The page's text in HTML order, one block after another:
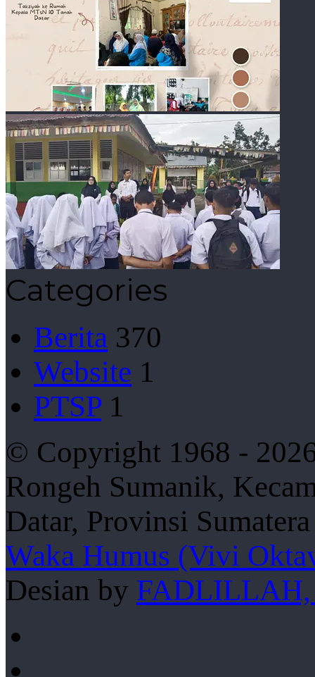
Categories
Berita 370
Website 1
PTSP 1
© Copyright 1968 -
Rongeh Sumanik,
Datar, Provinsi
Waka Humus (Vivi
Desian by